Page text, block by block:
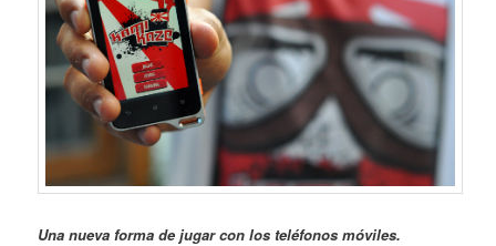
Una nueva forma de jugar con los teléfonos móviles.